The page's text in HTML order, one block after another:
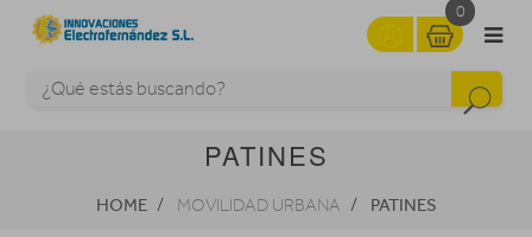
0
PATINES
HOME MOVILIDAD URBANA PATINES